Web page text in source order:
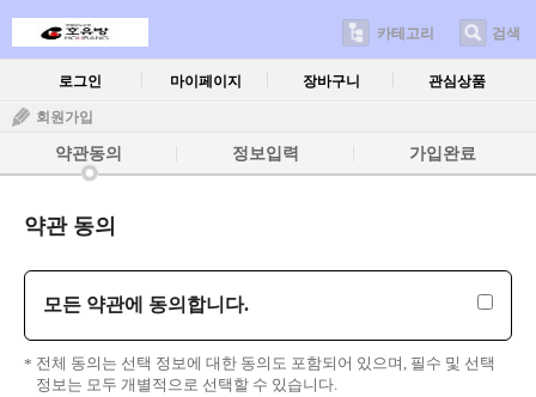
카테고리 검색
로그인 마이페이지 장바구니 관심상품
회원가입
약관동의 정보입력 가입완료
약관 동의
모든 약관에 동의합니다.
전체 동의는 선택 정보에 대한 동의도 포함되어 있으며, 필수 및 선택
정보는 모두 개별적으로 선택할 수 있습니다.